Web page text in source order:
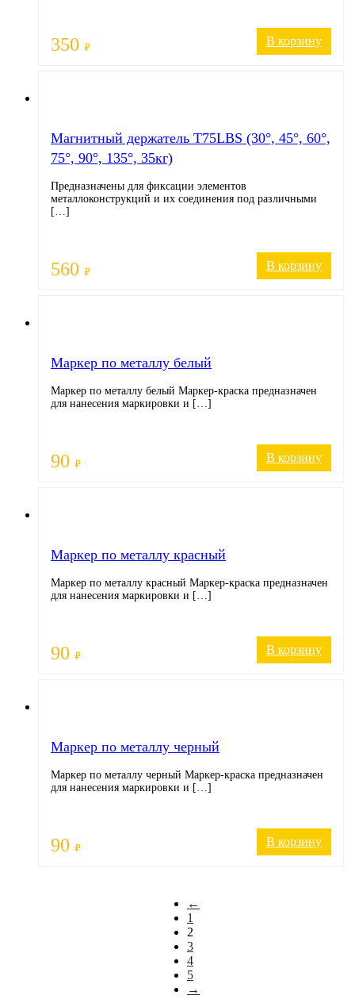
350 ₽ В корзину
Магнитный держатель T75LBS (30°, 45°, 60°,
75°, 90°, 135°, 35кг)
560 ₽
Предназначены для фиксации элементов
металлоконструкций и их соединения под различными
[…]
В корзину
Маркер по металлу белый
90 ₽
Маркер по металлу белый Маркер-краска предназначен
для нанесения маркировки и […]
В корзину
Маркер по металлу красный
90 ₽
Маркер по металлу красный Маркер-краска предназначен
для нанесения маркировки и […]
В корзину
Маркер по металлу черный
90 ₽
Маркер по металлу черный Маркер-краска предназначен
для нанесения маркировки и […]
В корзину
←
1
2
3
4
5
→